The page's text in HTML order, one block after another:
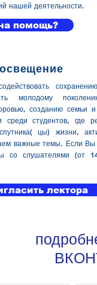
нашей деятельности.
помощь?
сохранению
молодому
созданию семьи
студентов, где
цы) жизни,
важные темы. Если Вы
со слушателями (от
лектора